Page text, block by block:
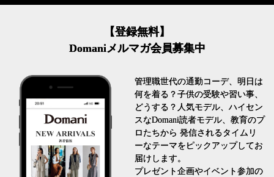
【登録無料】
Domaniメルマガ会員募集中
管理職世代の通勤コーデ、明日は
何を着る？子供の受験や習い事、
どうする？人気モデル、ハイセン
スなDomani読者モデル、教育のプ
ロたちから 発信されるタイムリ
ーなテーマをピックアップしてお
届けします。
プレゼント企画やイベント参加の